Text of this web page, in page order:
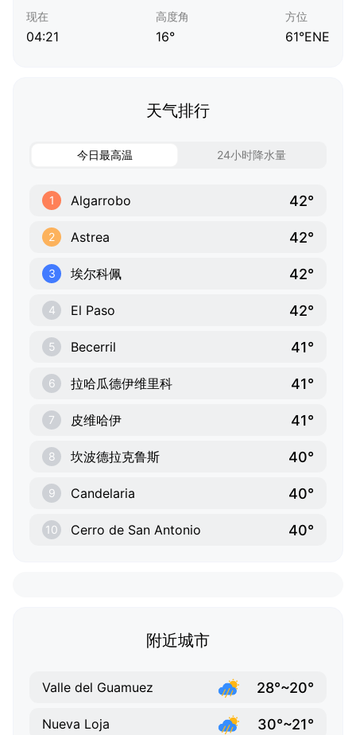
现在
04:21
高度角
16°
方位
61°ENE
天气排行
今日最高温 24小时降水量
1 Algarrobo 42°
2 Astrea 42°
3 埃尔科佩 42°
4 El Paso 42°
5 Becerril 41°
6 拉哈瓜德伊维里科 41°
7 皮维哈伊 41°
8 坎波德拉克鲁斯 40°
9 Candelaria 40°
10 Cerro de San Antonio 40°
附近城市
Valle del Guamuez 28°~20°
Nueva Loja 30°~21°